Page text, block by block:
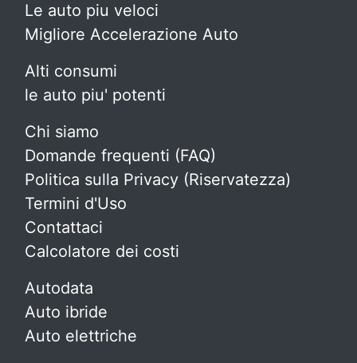
Le auto piu veloci
Migliore Accelerazione Auto
Alti consumi
le auto piu' potenti
Chi siamo
Domande frequenti (FAQ)
Politica sulla Privacy (Riservatezza)
Termini d'Uso
Contattaci
Calcolatore dei costi
Autodata
Auto ibride
Auto elettriche